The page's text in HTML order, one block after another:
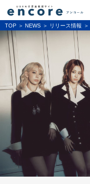
TOP NEWS リリース情報